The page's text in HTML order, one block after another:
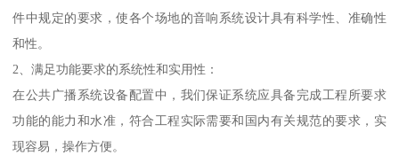
件中规定的要求，使各个场地的音响系统设计具有科学性、准确性
和性。
2、满足功能要求的系统性和实用性：
在公共广播系统设备配置中，我们保证系统应具备完成工程所要求
功能的能力和水准，符合工程实际需要和国内有关规范的要求，实
现容易，操作方便。